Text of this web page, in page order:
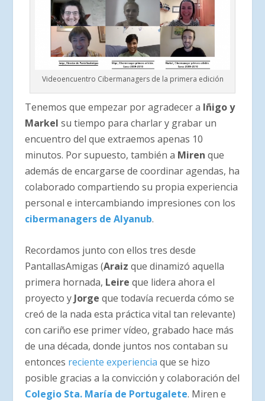
Videoencuentro Cibermanagers de la primera edición
Tenemos que empezar por agradecer a Iñigo y
Markel su tiempo para charlar y grabar un
encuentro del que extraemos apenas 10
minutos. Por supuesto, también a Miren que
además de encargarse de coordinar agendas, ha
colaborado compartiendo su propia experiencia
personal e intercambiando impresiones con los
cibermanagers de Alyanub.
Recordamos junto con ellos tres desde
PantallasAmigas (Araiz que dinamizó aquella
primera hornada, Leire que lidera ahora el
proyecto y Jorge que todavía recuerda cómo se
creó de la nada esta práctica vital tan relevante)
con cariño ese primer vídeo, grabado hace más
de una década, donde juntos nos contaban su
entonces reciente experiencia que se hizo
posible gracias a la convicción y colaboración del
Colegio Sta. María de Portugalete. Miren e